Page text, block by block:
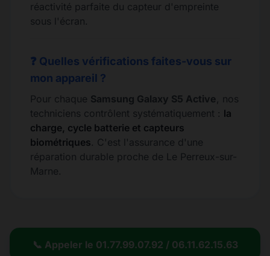
réactivité parfaite du capteur d'empreinte
sous l'écran.
❓ Quelles vérifications faites-vous sur
mon appareil ?
Pour chaque Samsung Galaxy S5 Active, nos
techniciens contrôlent systématiquement : la
charge, cycle batterie et capteurs
biométriques. C'est l'assurance d'une
réparation durable proche de Le Perreux-sur-
Marne.
📞 Appeler le 01.77.99.07.92 / 06.11.62.15.63